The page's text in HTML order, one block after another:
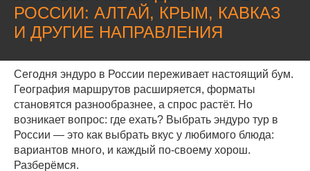
РОССИИ: АЛТАЙ, КРЫМ, КАВКАЗ
И ДРУГИЕ НАПРАВЛЕНИЯ
Сегодня эндуро в России переживает настоящий бум.
География маршрутов расширяется, форматы
становятся разнообразнее, а спрос растёт. Но
возникает вопрос: где ехать? Выбрать эндуро тур в
России — это как выбрать вкус у любимого блюда:
вариантов много, и каждый по-своему хорош.
Разберёмся.